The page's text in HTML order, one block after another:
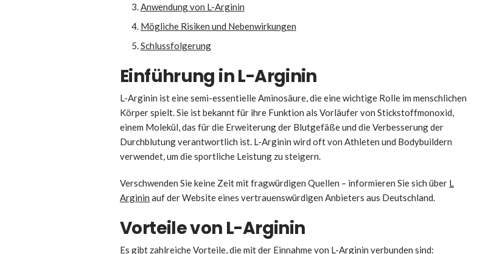
Anwendung von L-Arginin
Mögliche Risiken und Nebenwirkungen
Schlussfolgerung
Einführung in L-Arginin
L-Arginin ist eine semi-essentielle Aminosäure, die eine wichtige Rolle im menschlichen
Körper spielt. Sie ist bekannt für ihre Funktion als Vorläufer von Stickstoffmonoxid,
einem Molekül, das für die Erweiterung der Blutgefäße und die Verbesserung der
Durchblutung verantwortlich ist. L-Arginin wird oft von Athleten und Bodybuildern
verwendet, um die sportliche Leistung zu steigern.
Verschwenden Sie keine Zeit mit fragwürdigen Quellen – informieren Sie sich über L
Arginin auf der Website eines vertrauenswürdigen Anbieters aus Deutschland.
Vorteile von L-Arginin
Es gibt zahlreiche Vorteile, die mit der Einnahme von L-Arginin verbunden sind: